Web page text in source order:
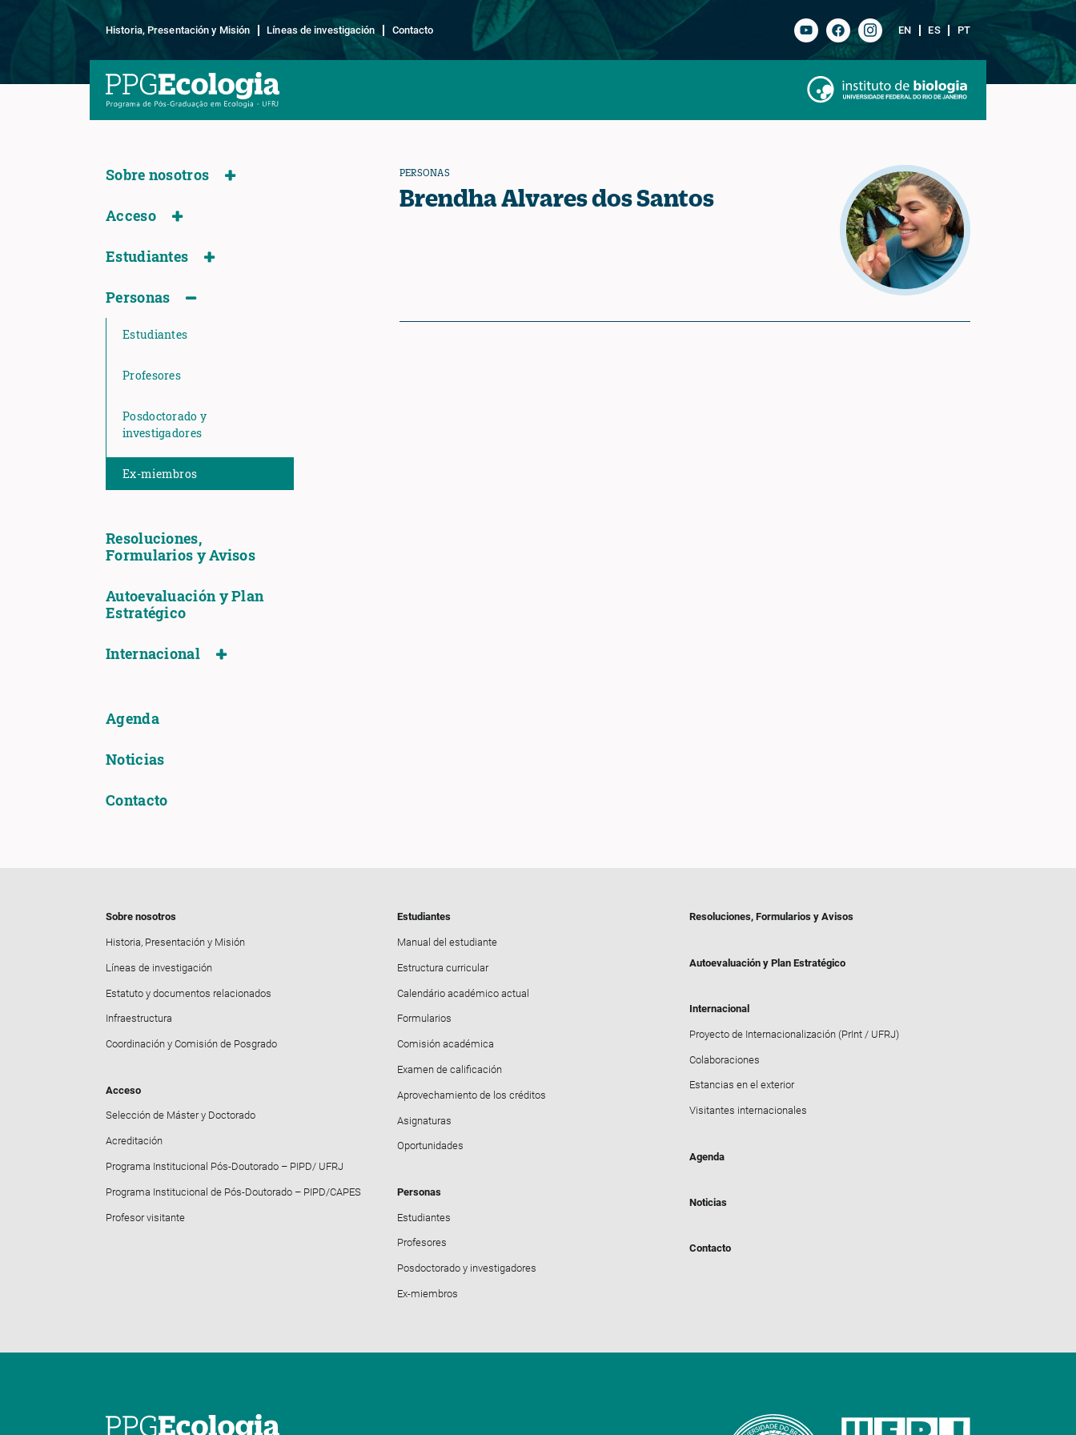
Historia, Presentación y Misión Líneas de investigación Contacto EN ES PT
Sobre nosotros
Acceso
Estudiantes
Personas
Estudiantes
Profesores
Posdoctorado y
investigadores
Ex-miembros
Resoluciones,
Formularios y Avisos
Autoevaluación y Plan
Estratégico
Internacional
Agenda
Noticias
Contacto
PERSONAS
Brendha Alvares dos Santos
Sobre nosotros
Historia, Presentación y Misión
Líneas de investigación
Estatuto y documentos relacionados
Infraestructura
Coordinación y Comisión de Posgrado
Acceso
Selección de Máster y Doctorado
Acreditación
Programa Institucional Pós-Doutorado – PIPD/ UFRJ
Programa Institucional de Pós-Doutorado – PIPD/CAPES
Profesor visitante
Estudiantes
Manual del estudiante
Estructura curricular
Calendário académico actual
Formularios
Comisión académica
Examen de calificación
Aprovechamiento de los créditos
Asignaturas
Oportunidades
Personas
Estudiantes
Profesores
Posdoctorado y investigadores
Ex-miembros
Resoluciones, Formularios y Avisos
Autoevaluación y Plan Estratégico
Internacional
Proyecto de Internacionalización (PrInt / UFRJ)
Colaboraciones
Estancias en el exterior
Visitantes internacionales
Agenda
Noticias
Contacto